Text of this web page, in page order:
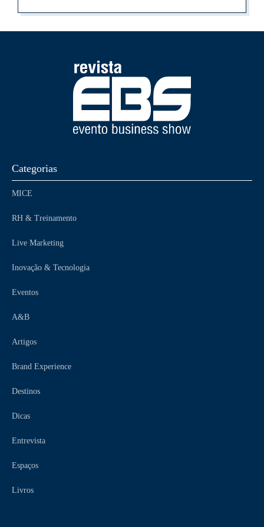
Categorias
MICE
RH & Treinamento
Live Marketing
Inovação & Tecnologia
Eventos
A&B
Artigos
Brand Experience
Destinos
Dicas
Entrevista
Espaços
Livros